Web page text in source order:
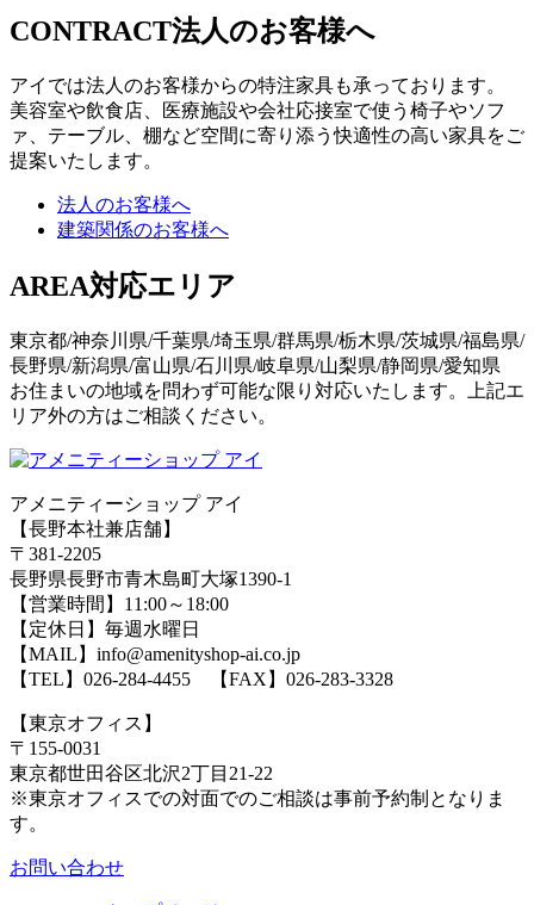
CONTRACT法人のお客様へ
アイでは法人のお客様からの特注家具も承っております。
美容室や飲食店、医療施設や会社応接室で使う椅子やソフ
ァ、テーブル、棚など空間に寄り添う快適性の高い家具をご
提案いたします。
法人のお客様へ
建築関係のお客様へ
AREA対応エリア
東京都/神奈川県/千葉県/埼玉県/群馬県/栃木県/茨城県/福島県/
長野県/新潟県/富山県/石川県/岐阜県/山梨県/静岡県/愛知県
お住まいの地域を問わず可能な限り対応いたします。上記エ
リア外の方はご相談ください。
アメニティーショップ アイ
【長野本社兼店舗】
〒381-2205
長野県長野市青木島町大塚1390-1
【営業時間】11:00～18:00
【定休日】毎週水曜日
【MAIL】info@amenityshop-ai.co.jp
【TEL】 026-284-4455 【FAX】026-283-3328
【東京オフィス】
〒155-0031
東京都世田谷区北沢2丁目21-22
※東京オフィスでの対面でのご相談は事前予約制となりま
す。
お問い合わせ